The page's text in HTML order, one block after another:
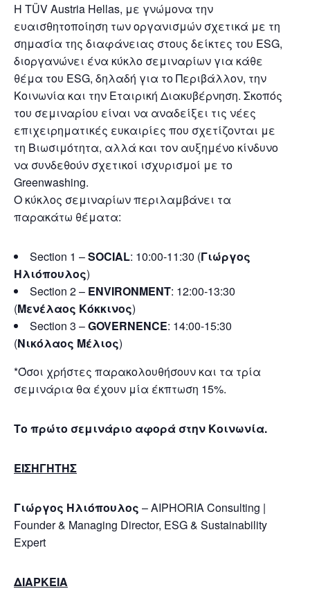
Η TÜV Austria Hellas, με γνώμονα την
ευαισθητοποίηση των οργανισμών σχετικά με τη
σημασία της διαφάνειας στους δείκτες του ESG,
διοργανώνει ένα κύκλο σεμιναρίων για κάθε
θέμα του ESG, δηλαδή για το Περιβάλλον, την
Κοινωνία και την Εταιρική Διακυβέρνηση. Σκοπός
του σεμιναρίου είναι να αναδείξει τις νέες
επιχειρηματικές ευκαιρίες που σχετίζονται με
τη Βιωσιμότητα, αλλά και τον αυξημένο κίνδυνο
να συνδεθούν σχετικοί ισχυρισμοί με το
Greenwashing.
Ο κύκλος σεμιναρίων περιλαμβάνει τα
παρακάτω θέματα:
Section 1 –SOCIAL: 10:00-11:30 (Γιώργος
Ηλιόπουλος)
Section 2 – ENVIRONMENT: 12:00-13:30
(Μενέλαος Κόκκινος)
Section 3 –GOVERNENCE: 14:00-15:30
(Νικόλαος Μέλιος)
*Όσοι χρήστες παρακολουθήσουν και τα τρία
σεμινάρια θα έχουν μία έκπτωση 15%.
Το πρώτο σεμινάριο αφορά στην Κοινωνία.
ΕΙΣΗΓΗΤΗΣ
Γιώργος Ηλιόπουλος – AIPHORIA Consulting |
Founder & Managing Director, ESG & Sustainability
Expert
ΔΙΑΡΚΕΙΑ